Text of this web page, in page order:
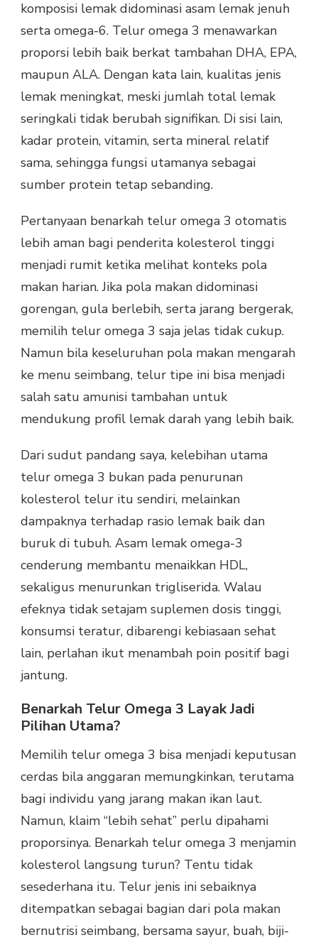
komposisi lemak didominasi asam lemak jenuh
serta omega-6. Telur omega 3 menawarkan
proporsi lebih baik berkat tambahan DHA, EPA,
maupun ALA. Dengan kata lain, kualitas jenis
lemak meningkat, meski jumlah total lemak
seringkali tidak berubah signifikan. Di sisi lain,
kadar protein, vitamin, serta mineral relatif
sama, sehingga fungsi utamanya sebagai
sumber protein tetap sebanding.
Pertanyaan benarkah telur omega 3 otomatis
lebih aman bagi penderita kolesterol tinggi
menjadi rumit ketika melihat konteks pola
makan harian. Jika pola makan didominasi
gorengan, gula berlebih, serta jarang bergerak,
memilih telur omega 3 saja jelas tidak cukup.
Namun bila keseluruhan pola makan mengarah
ke menu seimbang, telur tipe ini bisa menjadi
salah satu amunisi tambahan untuk
mendukung profil lemak darah yang lebih baik.
Dari sudut pandang saya, kelebihan utama
telur omega 3 bukan pada penurunan
kolesterol telur itu sendiri, melainkan
dampaknya terhadap rasio lemak baik dan
buruk di tubuh. Asam lemak omega-3
cenderung membantu menaikkan HDL,
sekaligus menurunkan trigliserida. Walau
efeknya tidak setajam suplemen dosis tinggi,
konsumsi teratur, dibarengi kebiasaan sehat
lain, perlahan ikut menambah poin positif bagi
jantung.
Benarkah Telur Omega 3 Layak Jadi
Pilihan Utama?
Memilih telur omega 3 bisa menjadi keputusan
cerdas bila anggaran memungkinkan, terutama
bagi individu yang jarang makan ikan laut.
Namun, klaim “lebih sehat” perlu dipahami
proporsinya. Benarkah telur omega 3 menjamin
kolesterol langsung turun? Tentu tidak
sesederhana itu. Telur jenis ini sebaiknya
ditempatkan sebagai bagian dari pola makan
bernutrisi seimbang, bersama sayur, buah, biji-